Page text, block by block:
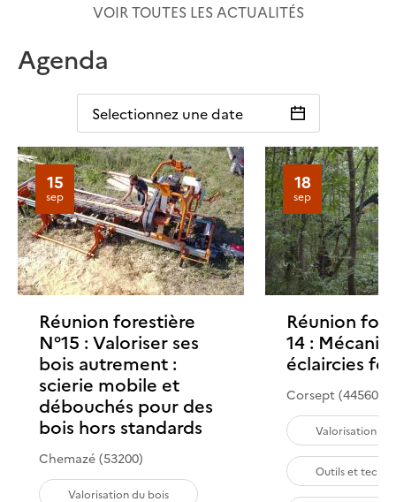
VOIR TOUTES LES ACTUALITÉS
Agenda
Selectionnez une date
15
sep
Réunion forestière
N°15 : Valoriser ses
bois autrement :
scierie mobile et
débouchés pour des
bois hors standards
Chemazé (53200)
Valorisation du bois
18
sep
Réunion
14 :
éclaircies
Corsept (44560)
Valorisation du
Outils et